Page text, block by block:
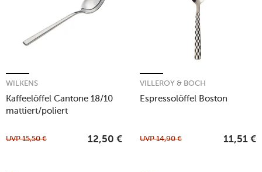
Kaffeelöffel Cantone 18/10
mattiert/poliert
WILKENS
UVP15,50 € 12,50 €
Espressolöffel Boston
VILLEROY & BOCH
UVP14,90 € 11,51 €